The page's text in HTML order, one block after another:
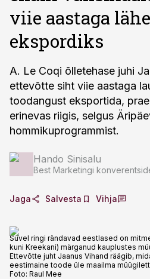
viie aastaga
ekspordiks
A. Le Coqi õlletehase juhi
ettevõtte siht viie aastaga
toodangust eksportida,
erinevas riigis, selgus
hommikuprogrammist.
Hando Sinisalu
Best Marketingi
Jaga Salvesta Vihja
Suvel ringi rändavad eestlased on
kuni Kreekani) märganud kauplustes
Ettevõtte juht Jaanus Vihand räägib,
eestimaine toode üle maailma
Foto: Raul Mee